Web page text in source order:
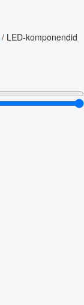
/ LED-komponendid